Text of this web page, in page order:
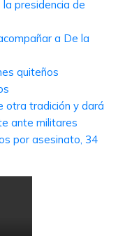
presidencia de
a De la
quiteños
otra tradición y dará
ante militares
por asesinato, 34